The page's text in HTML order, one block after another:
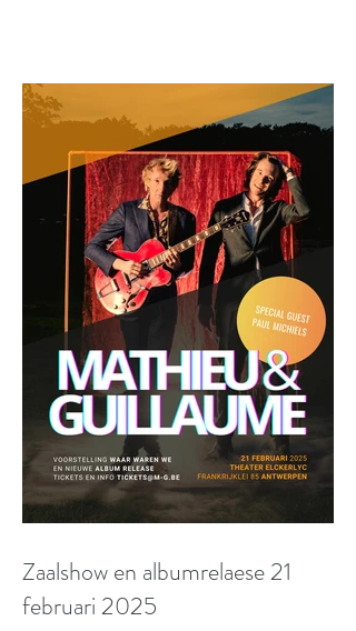
Zaalshow en albumrelaese 21
februari 2025